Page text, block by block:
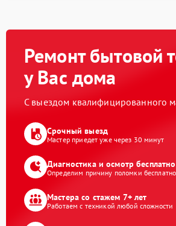
Ремонт бытовой
у Вас дома
С выездом квалифицированного
Срочный выезд
Мастер приедет уже через 30 минут
Диагностика и осмотр бесплатно
Определим причину поломки бесплатно
Мастера со стажем 7+ лет
Работаем с техникой любой сложности